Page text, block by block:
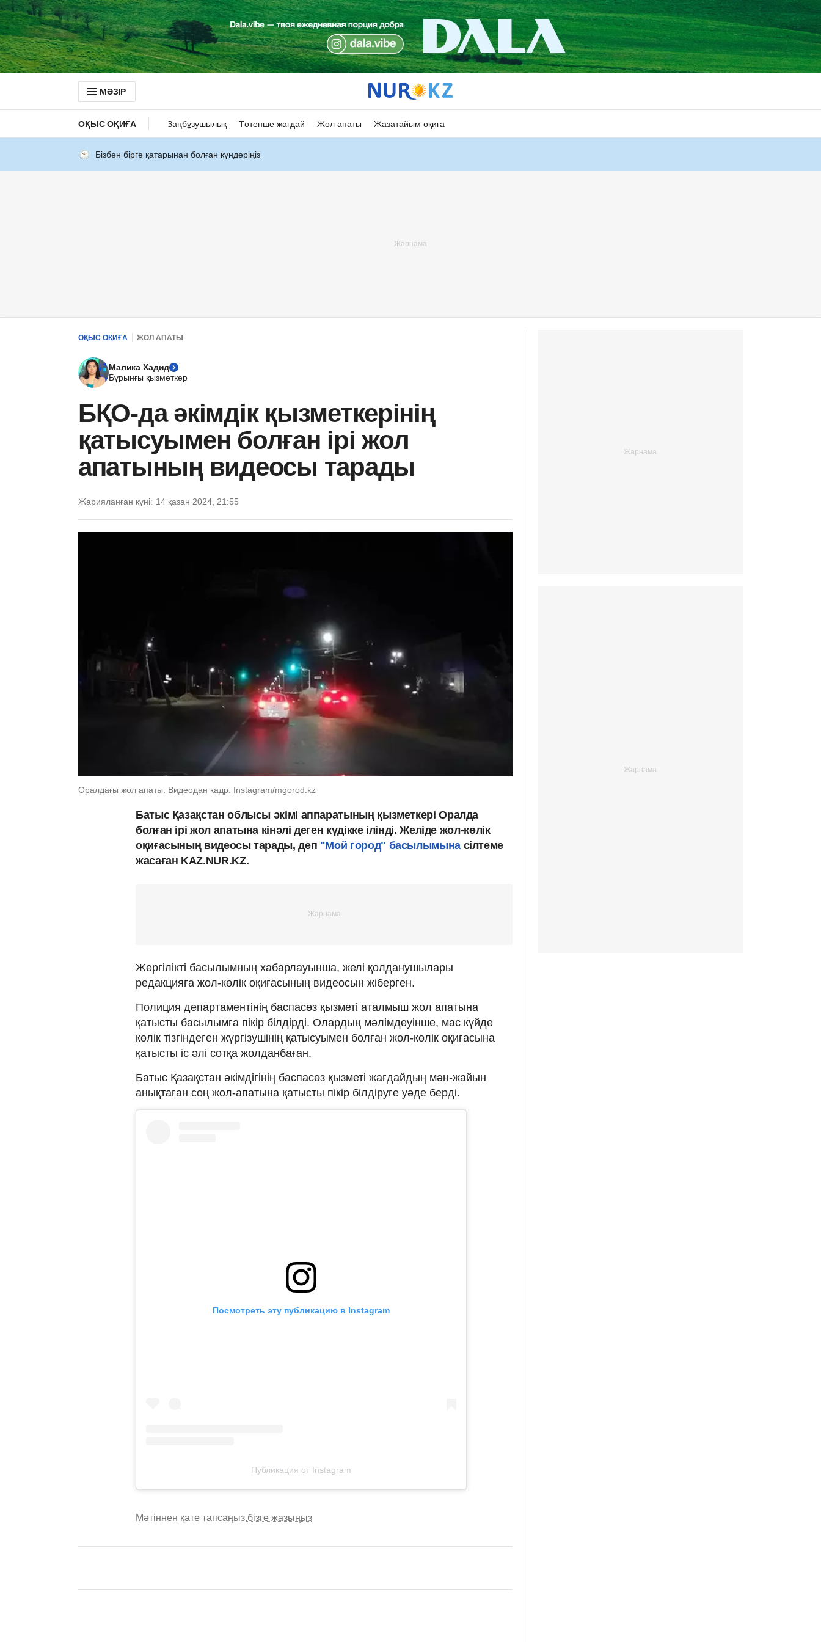
МӘЗІР
ОҚЫС ОҚИҒА Заңбұзушылық Төтенше жағдай Жол апаты Жазатайым оқиға
Бізбен бірге қатарынан болған күндеріңіз
ОҚЫС ОҚИҒА ЖОЛ АПАТЫ
Малика Хадид
Бұрынғы қызметкер
БҚО-да әкімдік қызметкерінің
қатысуымен болған ірі жол
апатының видеосы тарады
Жарияланған күні: 14 қазан 2024, 21:55
Оралдағы жол апаты. Видеодан кадр: Instagram/mgorod.kz
Батыс Қазақстан облысы әкімі аппаратының қызметкері Оралда
болған ірі жол апатына кінәлі деген күдікке ілінді. Желіде жол-көлік
оқиғасының видеосы тарады, деп "Мой город" басылымынасілтеме
жасаған KAZ.NUR.KZ.
Жергілікті басылымның хабарлауынша, желі қолданушылары
редакцияға жол-көлік оқиғасының видеосын жіберген.
Полиция департаментінің баспасөз қызметі аталмыш жол апатына
қатысты басылымға пікір білдірді. Олардың мәлімдеуінше, мас күйде
көлік тізгіндеген жүргізушінің қатысуымен болған жол-көлік оқиғасына
қатысты іс әлі сотқа жолданбаған.
Батыс Қазақстан әкімдігінің баспасөз қызметі жағдайдың мән-жайын
анықтаған соң жол-апатына қатысты пікір білдіруге уәде берді.
Посмотреть эту публикацию в Instagram
Публикация от Instagram
Мәтіннен қате тапсаңыз,бізге жазыңыз